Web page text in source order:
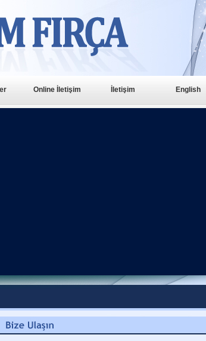
Online İletişim İletişim English